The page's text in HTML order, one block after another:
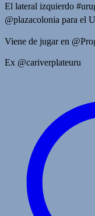
El lateral izquierdo
@plazacolonia para el
Viene de jugar en
Ex @cariverplateuru